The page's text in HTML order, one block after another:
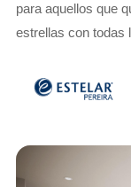
para aquellos que
estrellas con todas